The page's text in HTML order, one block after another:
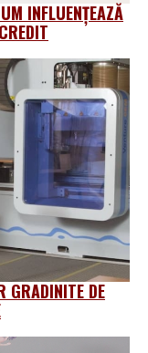
INFLUENȚEAZĂ
GRADINITE DE